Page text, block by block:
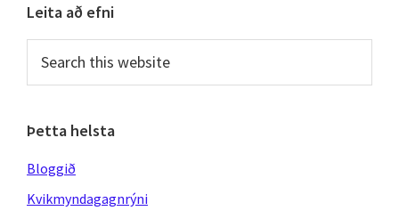
Primary
Sidebar
Leita að efni
this
Þetta helsta
Bloggið
Kvikmyndagagnrýni